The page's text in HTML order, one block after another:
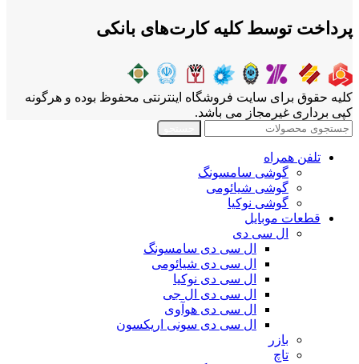
پرداخت توسط کلیه کارت‌های بانکی
کلیه حقوق برای سایت فروشگاه اینترنتی محفوظ بوده و هرگونه
کپی برداری غیرمجاز می باشد.
تلفن همراه
گوشی سامسونگ
گوشی شیائومی
گوشی نوکیا
قطعات موبایل
ال سی دی
ال سی دی سامسونگ
ال سی دی شیائومی
ال سی دی نوکیا
ال سی دی ال جی
ال سی دی هوآوی
ال سی دی سونی اریکسون
بازر
تاچ